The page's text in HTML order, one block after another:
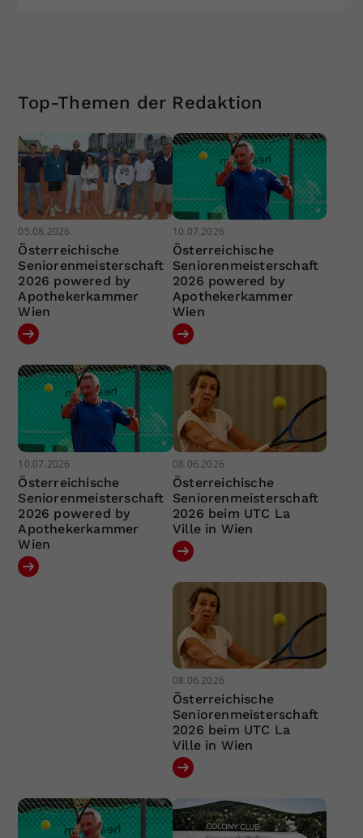
Top-Themen der Redaktion
05.08.2026
Österreichische
Seniorenmeisterschaft
2026 powered by
Apothekerkammer
Wien
10.07.2026
Österreichische
Seniorenmeisterschaft
2026 powered by
Apothekerkammer
Wien
10.07.2026
Österreichische
Seniorenmeisterschaft
2026 powered by
Apothekerkammer
Wien
08.06.2026
Österreichische
Seniorenmeisterschaft
2026 beim UTC La
Ville in Wien
08.06.2026
Österreichische
Seniorenmeisterschaft
2026 beim UTC La
Ville in Wien